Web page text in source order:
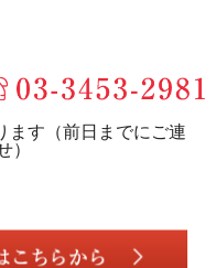
ます（前日までにご連